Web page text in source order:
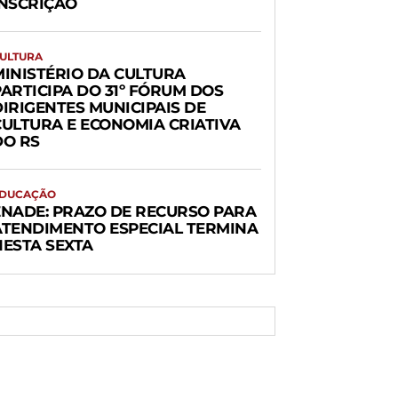
DA CULTURA
DO 31º FÓRUM DOS
MUNICIPAIS DE
E ECONOMIA CRIATIVA
RS
PRAZO DE RECURSO PARA
ESPECIAL TERMINA
SEXTA